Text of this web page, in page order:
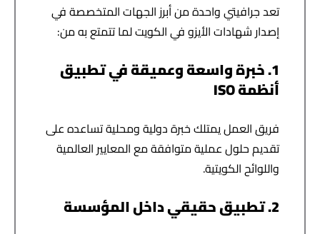
تعد جرافيتي واحدة من أبرز الجهات المتخصصة في
إصدار شهادات الأيزو في الكويتلما تتمتع به من:
1. خبرة واسعة وعميقة في تطبيق
أنظمة ISO
فريق العمل يمتلك خبرة دولية ومحلية تساعده على
تقديم حلول عملية متوافقة مع المعايير العالمية
واللوائح الكويتية.
2. تطبيق حقيقي داخل المؤسسة